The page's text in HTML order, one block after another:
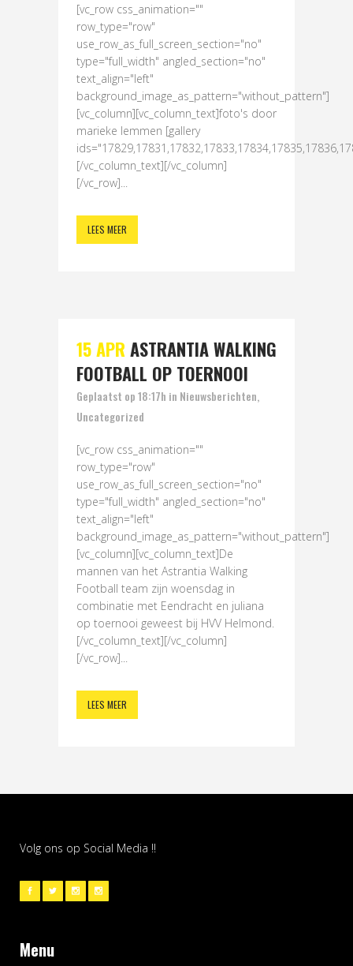
[vc_row css_animation=""
row_type="row"
use_row_as_full_screen_section="no"
type="full_width" angled_section="no"
text_align="left"
background_image_as_pattern="without_pattern"]
[vc_column][vc_column_text]foto's door
marieke lemmen [gallery
[/vc_column_text][/vc_column]
[/vc_row]...
LEES MEER
15 APR ASTRANTIA WALKING
FOOTBALL OP TOERNOOI
Geplaatst op 18:17h in Nieuwsberichten,
Uncategorized
[vc_row css_animation=""
row_type="row"
use_row_as_full_screen_section="no"
type="full_width" angled_section="no"
text_align="left"
background_image_as_pattern="without_pattern"]
[vc_column][vc_column_text]De
mannen van het Astrantia Walking
Football team zijn woensdag in
combinatie met Eendracht en juliana
op toernooi geweest bij HVV Helmond.
[/vc_column_text][/vc_column]
[/vc_row]...
LEES MEER
Volg ons op Social Media !!
Menu